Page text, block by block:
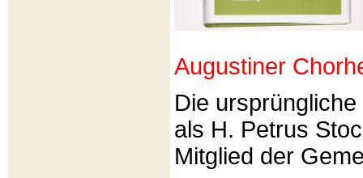
Augustiner
Die
als H. Petrus
Mitglied der